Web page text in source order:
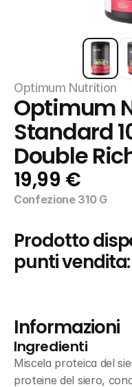
Optimum Nutrition
Optimum
Standard
Double
19,99 €
Confezione 310 G
Prodotto
punti vendita:
Informazioni
Ingredienti
Miscela proteica del
proteine del siero,